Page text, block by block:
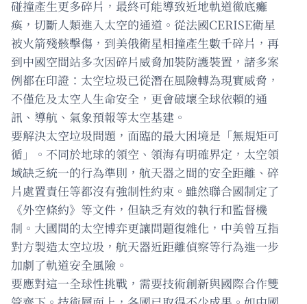
碰撞產生更多碎片，最終可能導致近地軌道徹底癱
瘓，切斷人類進入太空的通道。從法國CERISE衛星
被火箭殘骸擊傷，到美俄衛星相撞產生數千碎片，再
到中國空間站多次因碎片威脅加裝防護裝置，諸多案
例都在印證：太空垃圾已從潛在風險轉為現實威脅，
不僅危及太空人生命安全，更會破壞全球依賴的通
訊、導航、氣象預報等太空基建。
要解決太空垃圾問題，面臨的最大困境是「無規矩可
循」。不同於地球的領空、領海有明確界定，太空領
域缺乏統一的行為準則，航天器之間的安全距離、碎
片處置責任等都沒有強制性約束。雖然聯合國制定了
《外空條約》等文件，但缺乏有效的執行和監督機
制。大國間的太空博弈更讓問題復雜化，中美曾互指
對方製造太空垃圾，航天器近距離偵察等行為進一步
加劇了軌道安全風險。
要應對這一全球性挑戰，需要技術創新與國際合作雙